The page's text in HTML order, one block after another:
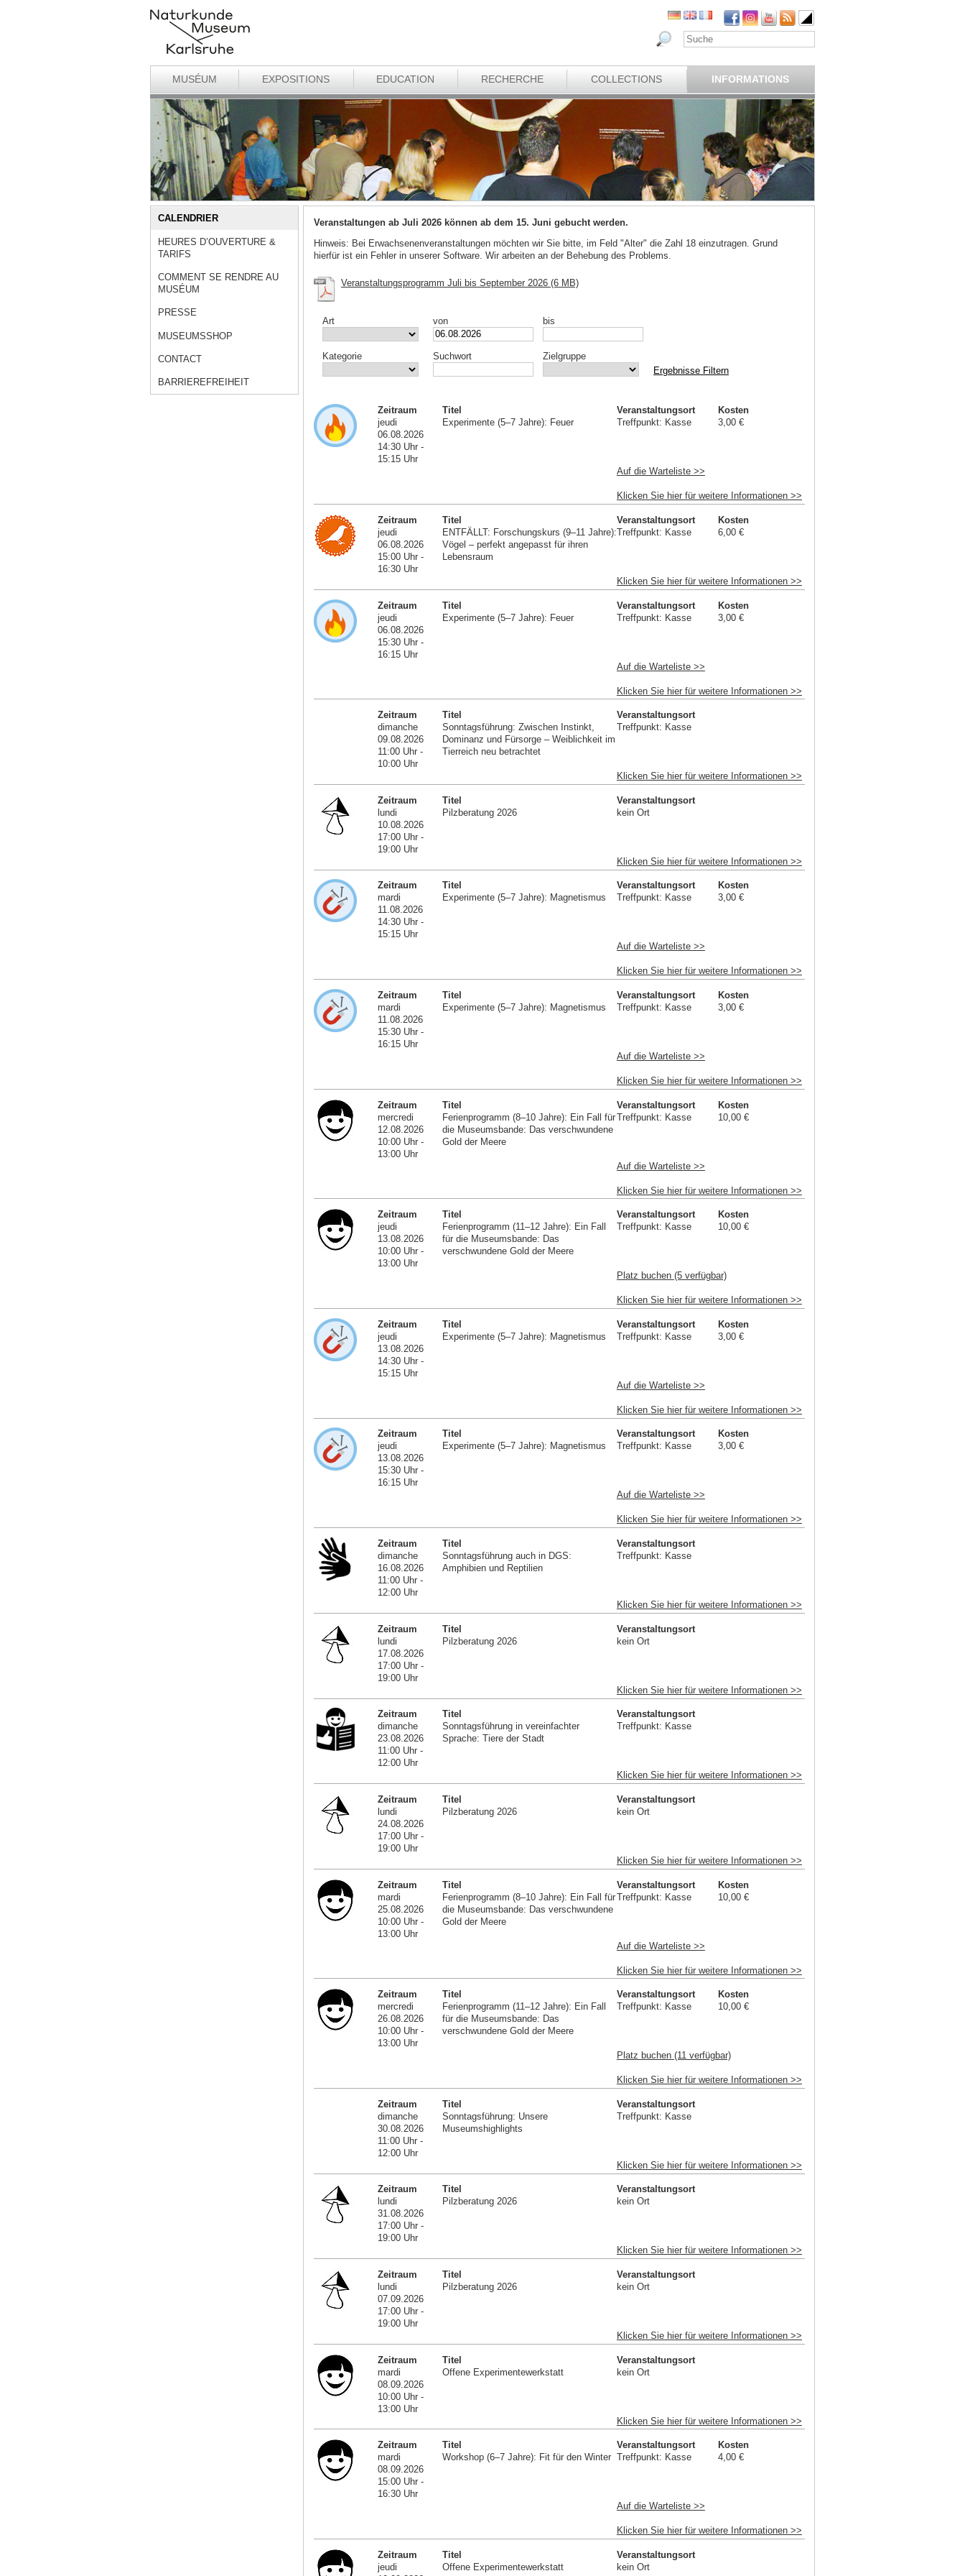
MUSÉUM EXPOSITIONS EDUCATION RECHERCHE COLLECTIONS INFORMATIONS
CALENDRIER
HEURES D’OUVERTURE &
TARIFS
COMMENT SE RENDRE AU
MUSÉUM
PRESSE
MUSEUMSSHOP
CONTACT
BARRIEREFREIHEIT
Veranstaltungen ab Juli 2026 können ab dem 15. Juni gebucht werden.
Hinweis: Bei Erwachsenenveranstaltungen möchten wir Sie bitte, im Feld "Alter" die Zahl 18 einzutragen. Grund
hierfür ist ein Fehler in unserer Software. Wir arbeiten an der Behebung des Problems.
Veranstaltungsprogramm Juli bis September 2026 (6 MB)
Art von bis
Kategorie Suchwort Zielgruppe
Zeitraum
jeudi
06.08.2026
14:30 Uhr -
15:15 Uhr
Titel
Experimente (5–7 Jahre): Feuer
Veranstaltungsort
Treffpunkt: Kasse
Kosten
3,00 €
Auf die Warteliste >>
Klicken Sie hier für weitere Informationen >>
Zeitraum
jeudi
06.08.2026
15:00 Uhr -
16:30 Uhr
Titel
ENTFÄLLT: Forschungskurs (9–11 Jahre):
Vögel – perfekt angepasst für ihren
Lebensraum
Veranstaltungsort
Treffpunkt: Kasse
Kosten
6,00 €
Klicken Sie hier für weitere Informationen >>
Zeitraum
jeudi
06.08.2026
15:30 Uhr -
16:15 Uhr
Titel
Experimente (5–7 Jahre): Feuer
Veranstaltungsort
Treffpunkt: Kasse
Kosten
3,00 €
Auf die Warteliste >>
Klicken Sie hier für weitere Informationen >>
Zeitraum
dimanche
09.08.2026
11:00 Uhr -
10:00 Uhr
Titel
Sonntagsführung: Zwischen Instinkt,
Dominanz und Fürsorge – Weiblichkeit im
Tierreich neu betrachtet
Veranstaltungsort
Treffpunkt: Kasse
Klicken Sie hier für weitere Informationen >>
Zeitraum
lundi
10.08.2026
17:00 Uhr -
19:00 Uhr
Titel
Pilzberatung 2026
Veranstaltungsort
kein Ort
Klicken Sie hier für weitere Informationen >>
Zeitraum
mardi
11.08.2026
14:30 Uhr -
15:15 Uhr
Titel
Experimente (5–7 Jahre): Magnetismus
Veranstaltungsort
Treffpunkt: Kasse
Kosten
3,00 €
Auf die Warteliste >>
Klicken Sie hier für weitere Informationen >>
Zeitraum
mardi
11.08.2026
15:30 Uhr -
16:15 Uhr
Titel
Experimente (5–7 Jahre): Magnetismus
Veranstaltungsort
Treffpunkt: Kasse
Kosten
3,00 €
Auf die Warteliste >>
Klicken Sie hier für weitere Informationen >>
Zeitraum
mercredi
12.08.2026
10:00 Uhr -
13:00 Uhr
Titel
Ferienprogramm (8–10 Jahre): Ein Fall für
die Museumsbande: Das verschwundene
Gold der Meere
Veranstaltungsort
Treffpunkt: Kasse
Kosten
10,00 €
Auf die Warteliste >>
Klicken Sie hier für weitere Informationen >>
Zeitraum
jeudi
13.08.2026
10:00 Uhr -
13:00 Uhr
Titel
Ferienprogramm (11–12 Jahre): Ein Fall
für die Museumsbande: Das
verschwundene Gold der Meere
Veranstaltungsort
Treffpunkt: Kasse
Kosten
10,00 €
Platz buchen (5 verfügbar)
Klicken Sie hier für weitere Informationen >>
Zeitraum
jeudi
13.08.2026
14:30 Uhr -
15:15 Uhr
Titel
Experimente (5–7 Jahre): Magnetismus
Veranstaltungsort
Treffpunkt: Kasse
Kosten
3,00 €
Auf die Warteliste >>
Klicken Sie hier für weitere Informationen >>
Zeitraum
jeudi
13.08.2026
15:30 Uhr -
16:15 Uhr
Titel
Experimente (5–7 Jahre): Magnetismus
Veranstaltungsort
Treffpunkt: Kasse
Kosten
3,00 €
Auf die Warteliste >>
Klicken Sie hier für weitere Informationen >>
Zeitraum
dimanche
16.08.2026
11:00 Uhr -
12:00 Uhr
Titel
Sonntagsführung auch in DGS:
Amphibien und Reptilien
Veranstaltungsort
Treffpunkt: Kasse
Klicken Sie hier für weitere Informationen >>
Zeitraum
lundi
17.08.2026
17:00 Uhr -
19:00 Uhr
Titel
Pilzberatung 2026
Veranstaltungsort
kein Ort
Klicken Sie hier für weitere Informationen >>
Zeitraum
dimanche
23.08.2026
11:00 Uhr -
12:00 Uhr
Titel
Sonntagsführung in vereinfachter
Sprache: Tiere der Stadt
Veranstaltungsort
Treffpunkt: Kasse
Klicken Sie hier für weitere Informationen >>
Zeitraum
lundi
24.08.2026
17:00 Uhr -
19:00 Uhr
Titel
Pilzberatung 2026
Veranstaltungsort
kein Ort
Klicken Sie hier für weitere Informationen >>
Zeitraum
mardi
25.08.2026
10:00 Uhr -
13:00 Uhr
Titel
Ferienprogramm (8–10 Jahre): Ein Fall für
die Museumsbande: Das verschwundene
Gold der Meere
Veranstaltungsort
Treffpunkt: Kasse
Kosten
10,00 €
Auf die Warteliste >>
Klicken Sie hier für weitere Informationen >>
Zeitraum
mercredi
26.08.2026
10:00 Uhr -
13:00 Uhr
Titel
Ferienprogramm (11–12 Jahre): Ein Fall
für die Museumsbande: Das
verschwundene Gold der Meere
Veranstaltungsort
Treffpunkt: Kasse
Kosten
10,00 €
Platz buchen (11 verfügbar)
Klicken Sie hier für weitere Informationen >>
Zeitraum
dimanche
30.08.2026
11:00 Uhr -
12:00 Uhr
Titel
Sonntagsführung: Unsere
Museumshighlights
Veranstaltungsort
Treffpunkt: Kasse
Klicken Sie hier für weitere Informationen >>
Zeitraum
lundi
31.08.2026
17:00 Uhr -
19:00 Uhr
Titel
Pilzberatung 2026
Veranstaltungsort
kein Ort
Klicken Sie hier für weitere Informationen >>
Zeitraum
lundi
07.09.2026
17:00 Uhr -
19:00 Uhr
Titel
Pilzberatung 2026
Veranstaltungsort
kein Ort
Klicken Sie hier für weitere Informationen >>
Zeitraum
mardi
08.09.2026
10:00 Uhr -
13:00 Uhr
Titel
Offene Experimentewerkstatt
Veranstaltungsort
kein Ort
Klicken Sie hier für weitere Informationen >>
Zeitraum
mardi
08.09.2026
15:00 Uhr -
16:30 Uhr
Titel
Workshop (6–7 Jahre): Fit für den Winter
Veranstaltungsort
Treffpunkt: Kasse
Kosten
4,00 €
Auf die Warteliste >>
Klicken Sie hier für weitere Informationen >>
Zeitraum
jeudi
Titel
Offene Experimentewerkstatt
Veranstaltungsort
kein Ort